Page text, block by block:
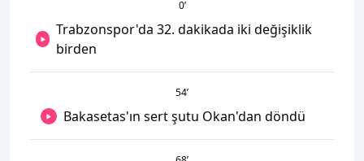
0’
Trabzonspor'da 32. dakikada iki değişiklik
birden
54’
Bakasetas'ın sert şutu Okan'dan döndü